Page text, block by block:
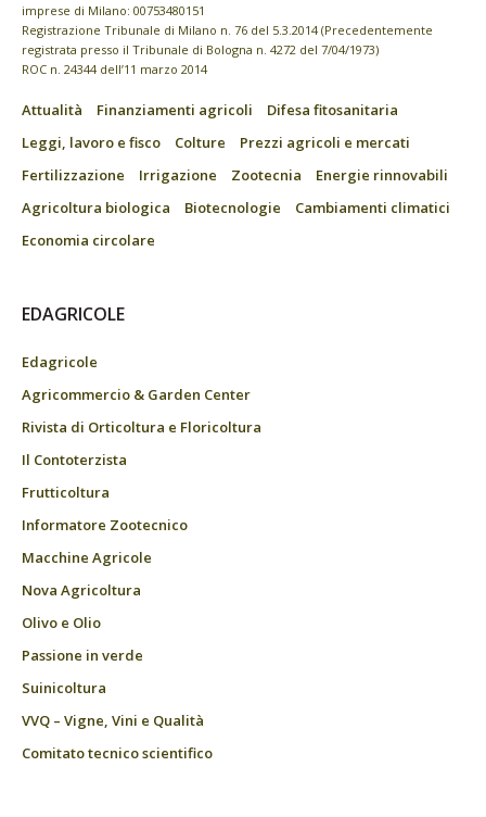
imprese di Milano: 00753480151
Registrazione Tribunale di Milano n. 76 del 5.3.2014 (Precedentemente
registrata presso il Tribunale di Bologna n. 4272 del 7/04/1973)
ROC n. 24344 dell’11 marzo 2014
Attualità Finanziamenti agricoli
Difesa fitosanitaria
Leggi, lavoro e fisco
Colture
Prezzi agricoli e mercati
Fertilizzazione
Irrigazione Zootecnia
Energie rinnovabili
Agricoltura biologica
Biotecnologie
Cambiamenti climatici
Economia circolare
EDAGRICOLE
Edagricole
Agricommercio & Garden Center
Rivista di Orticoltura e Floricoltura
Il Contoterzista
Frutticoltura
Informatore Zootecnico
Macchine Agricole
Nova Agricoltura
Olivo e Olio
Passione in verde
Suinicoltura
VVQ – Vigne, Vini e Qualità
Comitato tecnico scientifico